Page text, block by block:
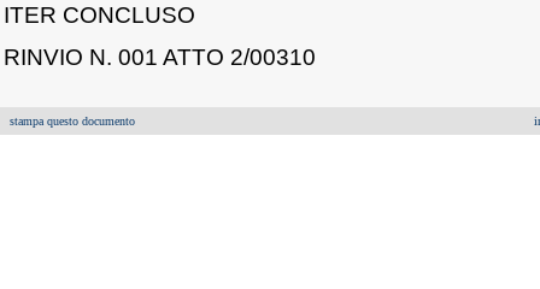
ITER CONCLUSO
RINVIO N. 001 ATTO 2/00310
stampa questo documento